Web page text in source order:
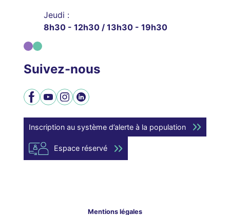
Jeudi :
8h30 - 12h30 / 13h30 - 19h30
Suivez-nous
Facebook
YouTubeInstagram
LinkedIn
Inscription au système d’alerte à la population
Espace réservé
Mentions légales